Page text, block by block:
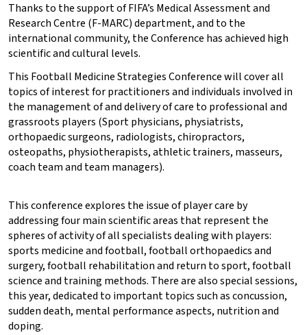
Thanks to the support of FIFA’s Medical Assessment and
Research Centre (F-MARC) department, and to the
international community, the Conference has achieved high
scientific and cultural levels.
This Football Medicine Strategies Conference will cover all
topics of interest for practitioners and individuals involved in
the management of and delivery of care to professional and
grassroots players (Sport physicians, physiatrists,
orthopaedic surgeons, radiologists, chiropractors,
osteopaths, physiotherapists, athletic trainers, masseurs,
coach team and team managers).
This conference explores the issue of player care by
addressing four main scientific areas that represent the
spheres of activity of all specialists dealing with players:
sports medicine and football, football orthopaedics and
surgery, football rehabilitation and return to sport, football
science and training methods. There are also special sessions,
this year, dedicated to important topics such as concussion,
sudden death, mental performance aspects, nutrition and
doping.